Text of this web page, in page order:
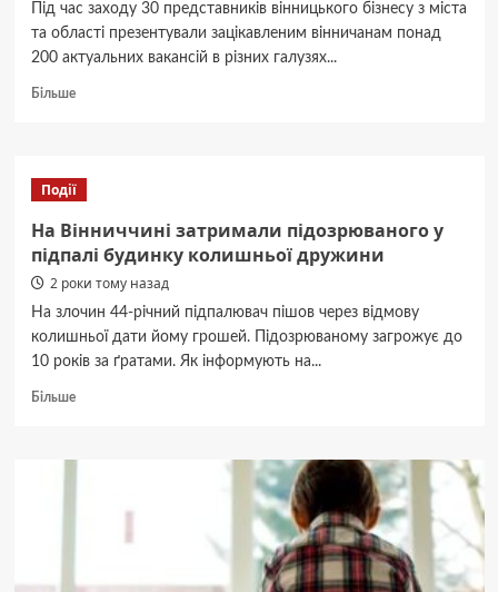
Під час заходу 30 представників вінницького бізнесу з міста
та області презентували зацікавленим вінничанам понад
200 актуальних вакансій в різних галузях...
БільшеДокладніше
PROLEAP
Вінниці
відбувся
другий
Події
На Вінниччині затримали підозрюваного у
підпалі будинку колишньої дружини
2 роки тому назад
На злочин 44-річний підпалювач пішов через відмову
колишньої дати йому грошей. Підозрюваному загрожує до
10 років за ґратами. Як інформують на...
БільшеДокладніше
Вінниччині
колишньої